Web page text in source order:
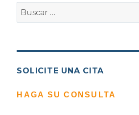
Buscar
por:
SOLICITE UNA CITA
HAGA SU CONSULTA